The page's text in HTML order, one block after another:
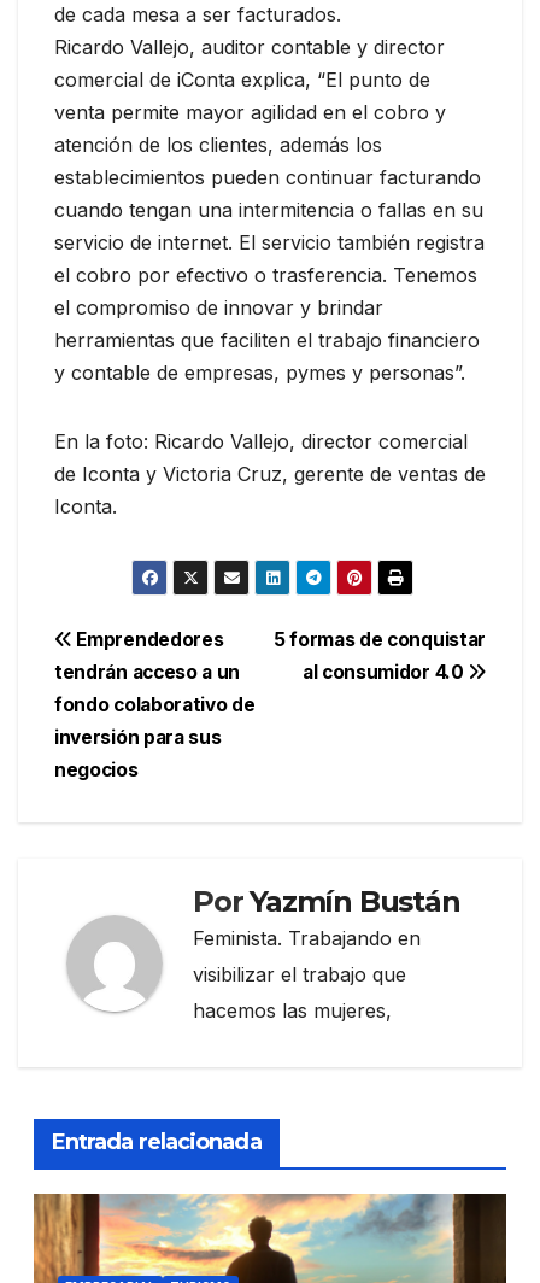
de cada mesa a ser facturados.
Ricardo Vallejo, auditor contable y director
comercial de iConta explica, “El punto de
venta permite mayor agilidad en el cobro y
atención de los clientes, además los
establecimientos pueden continuar facturando
cuando tengan una intermitencia o fallas en su
servicio de internet. El servicio también registra
el cobro por efectivo o trasferencia. Tenemos
el compromiso de innovar y brindar
herramientas que faciliten el trabajo financiero
y contable de empresas, pymes y personas”.
En la foto: Ricardo Vallejo, director comercial
de Iconta y Victoria Cruz, gerente de ventas de
Iconta.
Navegación
de
entradas
5 formas de conquistar
al consumidor 4.0
Emprendedores
tendrán acceso a un
fondo colaborativo de
inversión para sus
negocios
PorYazmín Bustán
Feminista. Trabajando en
visibilizar el trabajo que
hacemos las mujeres,
Entrada relacionada